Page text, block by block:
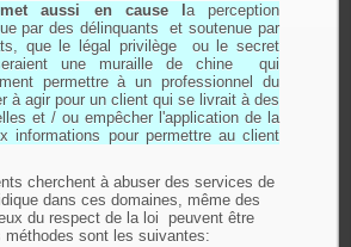
aussi en cause l a perception
par des délinquants et soutenue par
que le légal privilège ou le secret
une muraille de chine qui
permettre à un professionnel du
à agir pour un client qui se livrait à des
et / ou empêcher l'application de la
informations pour permettre au client
cherchent à abuser des services de
dans ces domaines, même des
du respect de la loi peuvent être
méthodes sont les suivantes: